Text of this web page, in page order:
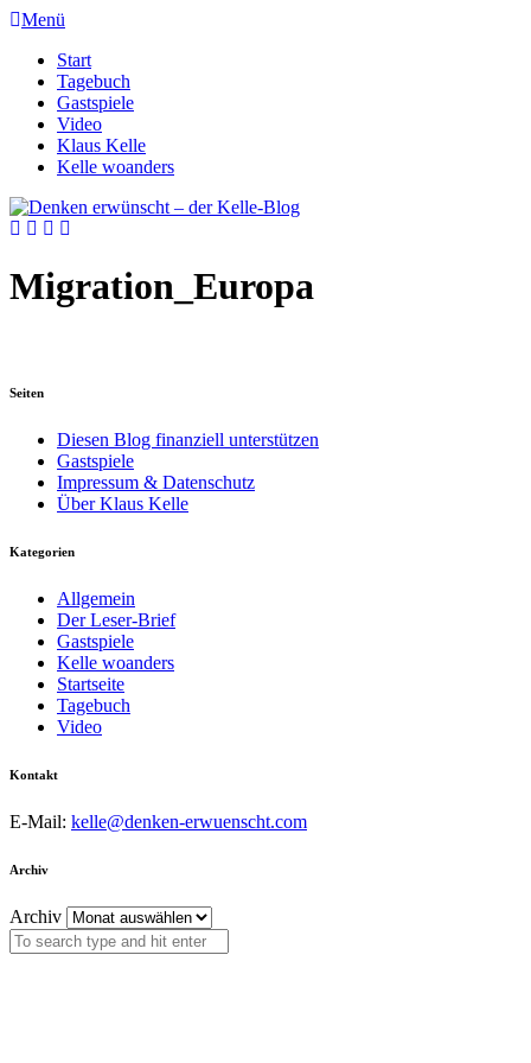
Menü
Start
Tagebuch
Gastspiele
Video
Klaus Kelle
Kelle woanders
Migration_Europa
Seiten
Diesen Blog finanziell unterstützen
Gastspiele
Impressum & Datenschutz
Über Klaus Kelle
Kategorien
Allgemein
Der Leser-Brief
Gastspiele
Kelle woanders
Startseite
Tagebuch
Video
Kontakt
E-Mail: kelle@denken-erwuenscht.com
Archiv
Archiv